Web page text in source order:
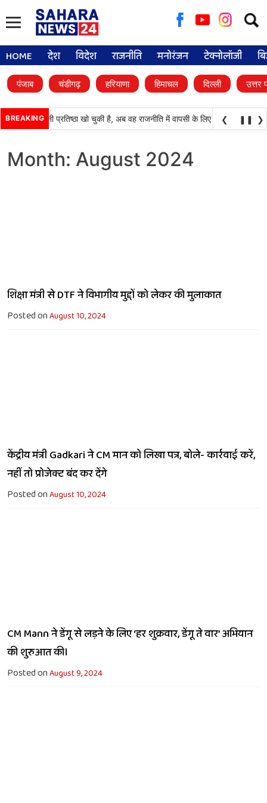
for:
HOME देश विदेश राजनीति मनोरंजन टेक्नोलॉजी
पंजाब चंडीगढ़ हरियाणा हिमाचल दिल्ली उत्तर
BREAKINGदल) अपनी प्रतिष्ठा खो चुकी है, अब वह राजनीति में वापसी के लिए भाजपा से
❮ ❚❚ ❯
Month: August 2024
शिक्षा मंत्री से DTF ने विभागीय मुद्दों को लेकर की मुलाकात
Posted onAugust 10, 2024
केंद्रीय मंत्री Gadkari ने CM मान को लिखा पत्र, बोले- कार्रवाई करें,
नहीं तो प्रोजेक्ट बंद कर देंगे
Posted onAugust 10, 2024
CM Mann ने डेंगू से लड़ने के लिए ‘हर शुक्रवार, डेंगू ते वार’ अभियान
की शुरुआत की।
Posted onAugust 9, 2024